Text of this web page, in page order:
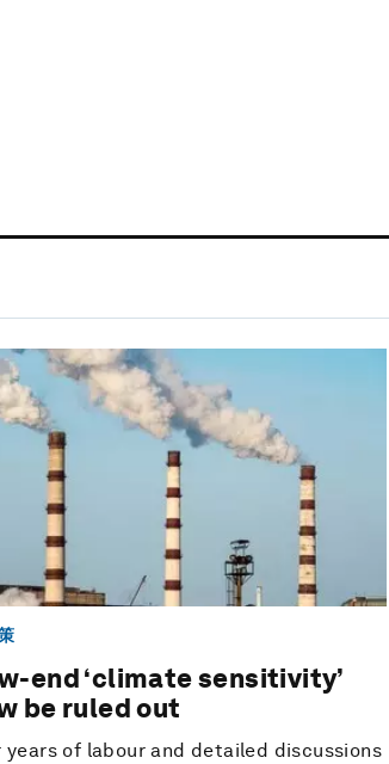
end ‘climate sensitivity’
be ruled out
of labour and detailed discussions